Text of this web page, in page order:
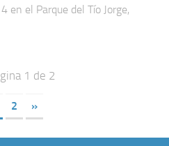
en el Par­que del Tío Jorge,
1 de 2
2 »